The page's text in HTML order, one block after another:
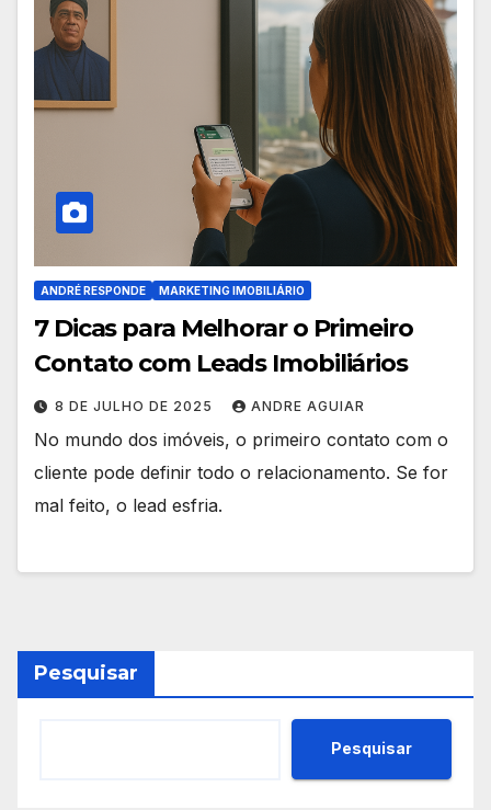
ANDRÉ RESPONDE MARKETING IMOBILIÁRIO
7 Dicas para Melhorar o Primeiro
Contato com Leads Imobiliários
8 DE JULHO DE 2025 ANDRE AGUIAR
No mundo dos imóveis, o primeiro contato com o
cliente pode definir todo o relacionamento. Se for
mal feito, o lead esfria.
Pesquisar
Pesquisar